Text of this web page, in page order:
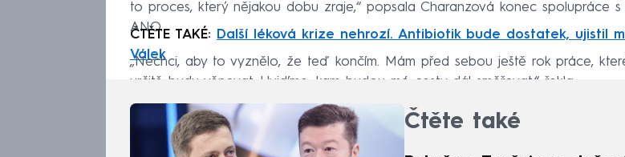
to proces, který nějakou dobu zraje,“ popsala Charanzová konec spolupráce s
ANO.
ČTĚTE TAKÉ:
Další léková krize nehrozí. Antibiotik bude dostatek, ujistil
Válek
„Nechci, aby to vyznělo, že teď končím. Mám před sebou ještě rok práce,
určitě budu věnovat. Uvidíme, kam budou mé cesty dál směřovat,“ řekla.
Čtěte také